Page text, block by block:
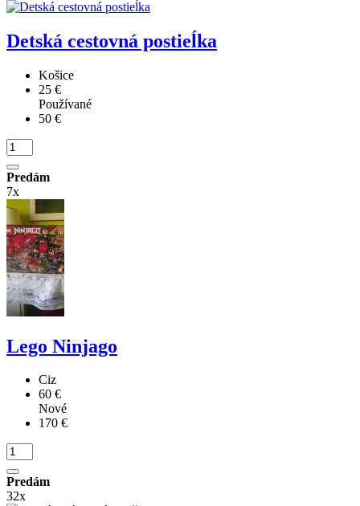
Detská cestovná postieĺka
Košice
25 €
Používané
50 €
Predám
7x
Lego Ninjago
Ciz
60 €
Nové
170 €
Predám
32x